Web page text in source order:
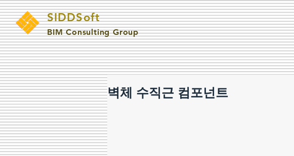
SIDDSoft
BIM Consulting Group
벽체 수직근 컴포넌트